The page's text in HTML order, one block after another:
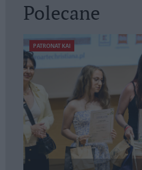
Polecane
PATRONAT KAI